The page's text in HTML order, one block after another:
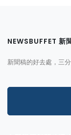
NEWSBUFFET 新
新聞稿的好去處，三